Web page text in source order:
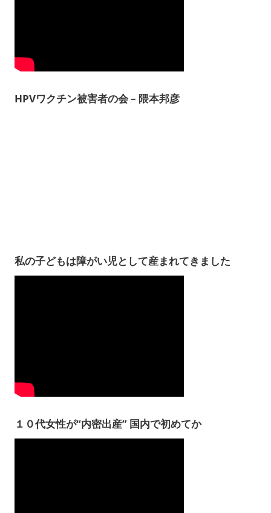
HPVワクチン被害者の会 – 隈本邦彦
私の子どもは障がい児として産まれてきました
１０代女性が“内密出産” 国内で初めてか